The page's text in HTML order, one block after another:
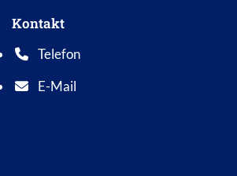
Kontakt
Telefon
Telefonnummer: 0 5 6 2 1 7 0 1 0
E-Mail
E-Mail Adresse: info@bad-wildungen.de